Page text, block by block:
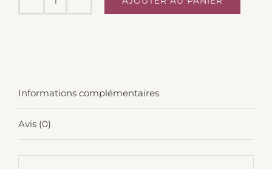
Bio
Jacques
Informations complémentaires
Avis (0)